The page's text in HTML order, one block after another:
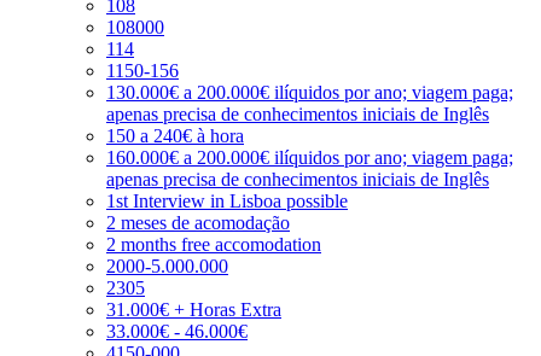
108
108000
114
1150-156
130.000€ a 200.000€ ilíquidos por ano; viagem paga;
apenas precisa de conhecimentos iniciais de Inglês
150 a 240€ à hora
160.000€ a 200.000€ ilíquidos por ano; viagem paga;
apenas precisa de conhecimentos iniciais de Inglês
1st Interview in Lisboa possible
2 meses de acomodação
2 months free accomodation
2000-5.000.000
2305
31.000€ + Horas Extra
33.000€ - 46.000€